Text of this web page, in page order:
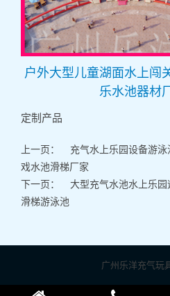
户外大型儿童湖面水上闯
乐水池器材
定制产品
上一页：
充气水上乐园设备游
戏水池滑梯厂家
下一页：
大型充气水池水上乐
滑梯游泳池
广州乐洋充气玩